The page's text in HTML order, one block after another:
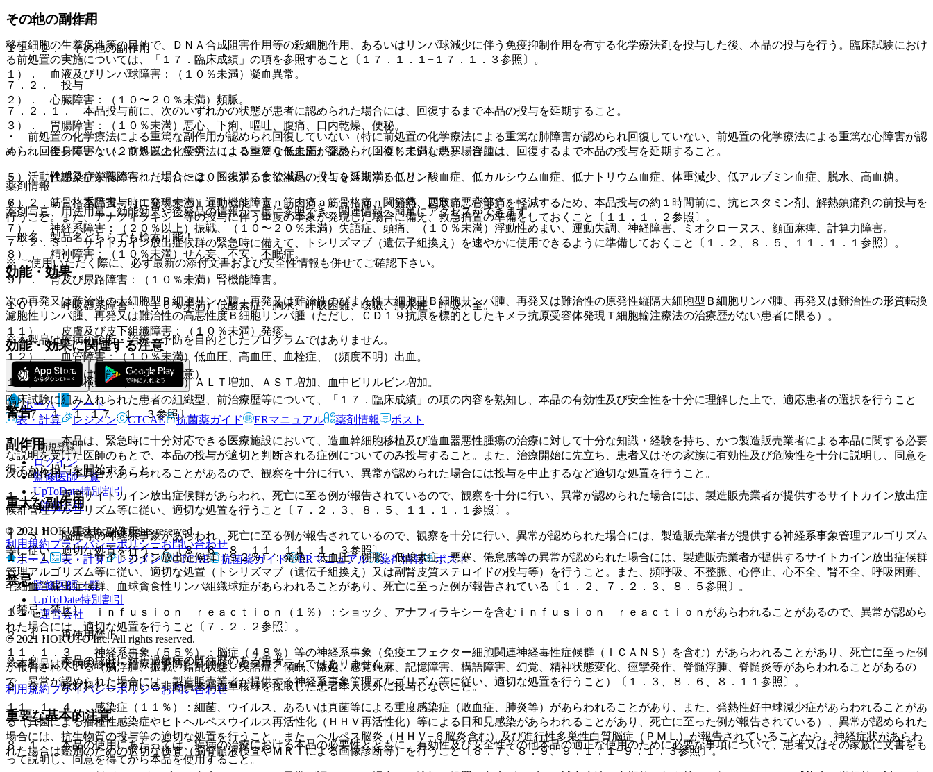
その他の副作用
１１．２． その他の副作用
１）． 血液及びリンパ球障害：（１０％未満）凝血異常。
２）． 心臓障害：（１０〜２０％未満）頻脈。
３）． 胃腸障害：（１０％未満）悪心、下痢、嘔吐、腹痛、口内乾燥、便秘。
４）． 全身障害：（２０％以上）疲労、（１０〜２０％未満）発熱、（１０％未満）悪寒、浮腫。
５）． 代謝及び栄養障害：（１０〜２０％未満）食欲減退、（１０％未満）低リン酸血症、低カルシウム血症、低ナトリウム血症、体重減少、低アルブミン血症、脱水、高血糖。
６）． 筋骨格系障害：（１０％未満）運動機能障害、筋肉痛、筋骨格痛、関節痛、四肢痛、背部痛。
７）． 神経系障害：（２０％以上）振戦、（１０〜２０％未満）失語症、頭痛、（１０％未満）浮動性めまい、運動失調、神経障害、ミオクローヌス、顔面麻痺、計算力障害。
８）． 精神障害：（１０％未満）せん妄、不安、不眠症。
９）． 腎及び尿路障害：（１０％未満）腎機能障害。
１０）． 呼吸器系障害：（１０％未満）低酸素症、胸水、呼吸困難、咳嗽、肺水腫、呼吸不全。
１１）． 皮膚及び皮下組織障害：（１０％未満）発疹。
１２）． 血管障害：（１０％未満）低血圧、高血圧、血栓症、（頻度不明）出血。
１３）． 臨床検査：（１０％未満）ＡＬＴ増加、ＡＳＴ増加、血中ビリルビン増加。
警告
１．１． 本品は、緊急時に十分対応できる医療施設において、造血幹細胞移植及び造血器悪性腫瘍の治療に対して十分な知識・経験を持ち、かつ製造販売業者による本品に関する必要
な説明を受けた医師のもとで、本品の投与が適切と判断される症例についてのみ投与すること。また、治療開始に先立ち、患者又はその家族に有効性及び危険性を十分に説明し、同意を
得てから投与を開始すること。
１．２． 重度サイトカイン放出症候群があらわれ、死亡に至る例が報告されているので、観察を十分に行い、異常が認められた場合には、製造販売業者が提供するサイトカイン放出症
候群管理アルゴリズム等に従い、適切な処置を行うこと〔７．２．３、８．５、１１．１．１参照〕。
１．３． 脳症等の神経系事象があらわれ、死亡に至る例が報告されているので、観察を十分に行い、異常が認められた場合には、製造販売業者が提供する神経系事象管理アルゴリズム
等に従い、適切な処置を行うこと〔８．６、８．１１、１１．１．３参照〕。
禁忌
（禁忌・禁止）
２．１． 再使用禁止。
２．２． 本品の成分に対し過敏症の既往歴のある患者。
２．３． 原材料として用いる非動員末梢血単核球を採取した患者本人以外に投与しないこと。
重要な基本的注意
８．１． 本品の使用にあたっては、疾病の治療における本品の必要性とともに、有効性及び安全性その他本品の適正な使用のために必要な事項について、患者又はその家族に文書をも
って説明し、同意を得てから本品を使用すること。
７．１． 前処置
移植細胞の生着促進等の目的で、ＤＮＡ合成阻害作用等の殺細胞作用、あるいはリンパ球減少に伴う免疫抑制作用を有する化学療法剤を投与した後、本品の投与を行う。臨床試験におけ
る前処置の実施については、「１７．臨床成績」の項を参照すること〔１７．１．１−１７．１．３参照〕。
７．２． 投与
７．２．１． 本品投与前に、次のいずれかの状態が患者に認められた場合には、回復するまで本品の投与を延期すること。
・ 前処置の化学療法による重篤な副作用が認められ回復していない（特に前処置の化学療法による重篤な肺障害が認められ回復していない、前処置の化学療法による重篤な心障害が認
められ回復していない、前処置の化学療法による重篤な低血圧が認められ回復していない）場合には、回復するまで本品の投与を延期すること。
・ 活動性感染症が認められた場合には、回復するまで本品の投与を延期すること。
７．２．２． 本品投与時に発現するｉｎｆｕｓｉｏｎ ｒｅａｃｔｉｏｎ（発熱、悪寒、悪心等）を軽減するため、本品投与の約１時間前に、抗ヒスタミン剤、解熱鎮痛剤の前投与を
行うこと。また、アナフィラキシー等の投与に伴う重度の事象が発現した場合に備え、救急措置の準備をしておくこと〔１１．１．２参照〕。
７．２．３． サイトカイン放出症候群の緊急時に備えて、トシリズマブ（遺伝子組換え）を速やかに使用できるように準備しておくこと〔１．２、８．５、１１．１．１参照〕。
効能・効果
次の再発又は難治性の大細胞型Ｂ細胞リンパ腫：再発又は難治性のびまん性大細胞型Ｂ細胞リンパ腫、再発又は難治性の原発性縦隔大細胞型Ｂ細胞リンパ腫、再発又は難治性の形質転換
濾胞性リンパ腫、再発又は難治性の高悪性度Ｂ細胞リンパ腫（ただし、ＣＤ１９抗原を標的としたキメラ抗原受容体発現Ｔ細胞輸注療法の治療歴がない患者に限る）。
効能・効果に関連する注意
（効能、効果又は性能に関連する注意）
臨床試験に組み入れられた患者の組織型、前治療歴等について、「１７．臨床成績」の項の内容を熟知し、本品の有効性及び安全性を十分に理解した上で、適応患者の選択を行うこと
〔１７．１．１−１７．１．３参照〕。
副作用
次の副作用・不具合があらわれることがあるので、観察を十分に行い、異常が認められた場合には投与を中止するなど適切な処置を行うこと。
重大な副作用
１１．１． 重大な副作用
１１．１．１． サイトカイン放出症候群（９２％）：発熱、低血圧、頻脈、低酸素症、悪寒、倦怠感等の異常が認められた場合には、製造販売業者が提供するサイトカイン放出症候群
管理アルゴリズム等に従い、適切な処置（トシリズマブ（遺伝子組換え）又は副腎皮質ステロイドの投与等）を行うこと。また、頻呼吸、不整脈、心停止、心不全、腎不全、呼吸困難、
毛細血管漏出症候群、血球貪食性リンパ組織球症があらわれることがあり、死亡に至った例が報告されている〔１．２、７．２．３、８．５参照〕。
１１．１．２． ｉｎｆｕｓｉｏｎ ｒｅａｃｔｉｏｎ（１％）：ショック、アナフィラキシーを含むｉｎｆｕｓｉｏｎ ｒｅａｃｔｉｏｎがあらわれることがあるので、異常が認めら
れた場合には、適切な処置を行うこと〔７．２．２参照〕。
１１．１．３． 神経系事象（５５％）：脳症（４８％）等の神経系事象（免疫エフェクター細胞関連神経毒性症候群（ＩＣＡＮＳ）を含む）があらわれることがあり、死亡に至った例
が報告されている（脳浮腫、振戦、錯乱状態、失語症、傾眠、激越、感覚鈍麻、記憶障害、構語障害、幻覚、精神状態変化、痙攣発作、脊髄浮腫、脊髄炎等があらわれることがあるの
で、異常が認められた場合には、製造販売業者が提供する神経系事象管理アルゴリズム等に従い、適切な処置を行うこと）〔１．３、８．６、８．１１参照〕。
１１．１．４． 感染症（１１％）：細菌、ウイルス、あるいは真菌等による重度感染症（敗血症、肺炎等）があらわれることがあり、また、発熱性好中球減少症があらわれることがあ
る（真菌による播種性感染症やヒトヘルペスウイルス再活性化（ＨＨＶ再活性化）等による日和見感染があらわれることがあり、死亡に至った例が報告されている）、異常が認められた
場合には、抗生物質の投与等の適切な処置を行うこと。また、ヘルペス脳炎（ＨＨＶ−６脳炎含む）及び進行性多巣性白質脳症（ＰＭＬ）が報告されていることから、神経症状があらわ
れた場合は鑑別のための適切な検査（脳脊髄液検査やＭＲＩによる画像診断等）を行うこと〔８．７、８．９、９．１．１−９．１．３参照〕。
薬剤情報
薬剤写真、用法用量、効能効果や後発品の情報が一度に参照でき、関連情報へ簡単にアクセスができます。
一般名、製品名どちらでも検索可能！
※ ご使用いただく際に、必ず最新の添付文書および安全性情報も併せてご確認下さい。
※本製品は疾病の診断・治療・予防を目的としたプログラムではありません。
ホーム
ノート
表・計算
レジメン CTCAE 抗菌薬ガイド ERマニュアル 薬剤情報 ポスト
新規登録
ログイン
監修医師一覧
UpToDate特別割引
運営会社
© 2021 HOKUTO Inc. All rights reserved.
利用規約プライバシーポリシーお問い合わせ
ホーム
表・計算 レジメン CTCAE 抗菌薬ガイド ERマニュアル 薬剤情報 ポスト
監修医師一覧
UpToDate特別割引
運営会社
© 2021 HOKUTO Inc. All rights reserved.
※本製品は疾病の診断・治療・予防を目的としたプログラムではありません。
利用規約プライバシーポリシーお問い合わせ